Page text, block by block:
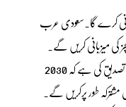
کرے گا۔سعودی عرب
اس کے علاوہ عالمی فٹبال کی گورننگ باڈی نے تصدیق کی ہے کہ 2030
طور پرکریں گے۔